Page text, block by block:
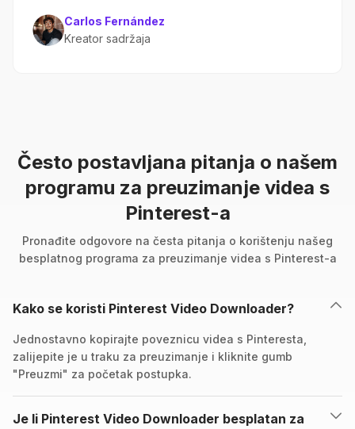
Carlos Fernández
Kreator sadržaja
Često postavljana pitanja o našem
programu za preuzimanje videa s
Pinterest-a
Pronađite odgovore na česta pitanja o korištenju našeg
besplatnog programa za preuzimanje videa s Pinterest-a
Kako se koristi Pinterest Video Downloader?
Jednostavno kopirajte poveznicu videa s Pinteresta,
zalijepite je u traku za preuzimanje i kliknite gumb
"Preuzmi" za početak postupka.
Je li Pinterest Video Downloader besplatan za